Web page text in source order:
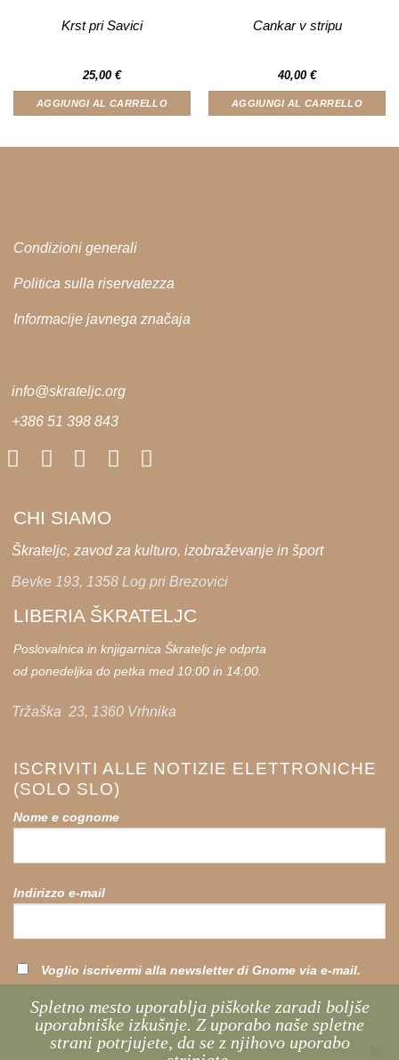
Krst pri Savici
25,00 €
AGGIUNGI AL CARRELLO
Cankar v stripu
40,00 €
AGGIUNGI AL CARRELLO
Condizioni generali
Politica sulla riservatezza
Informacije javnega značaja
info@skrateljc.org
+386 51 398 843
CHI SIAMO
Škrateljc, zavod za kulturo, izobraževanje in šport
Bevke 193, 1358 Log pri Brezovici
LIBERIA ŠKRATELJC
Poslovalnica in knjigarnica Škrateljc je odprta
od ponedeljka do petka med 10:00 in 14:00.
Tržaška 23, 1360 Vrhnika
ISCRIVITI ALLE NOTIZIE ELETTRONICHE
(SOLO SLO)
Nome e cognome
Indirizzo e-mail
Voglio iscrivermi alla newsletter di Gnome via e-mail.
Spletno mesto uporablja piškotke zaradi boljše
uporabniške izkušnje. Z uporabo naše spletne
strani potrjujete, da se z njihovo uporabo